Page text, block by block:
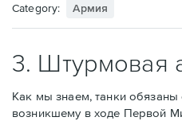
Category: Армия
3. Штурмовая
Как мы знаем, танки
возникшему в ходе Первой